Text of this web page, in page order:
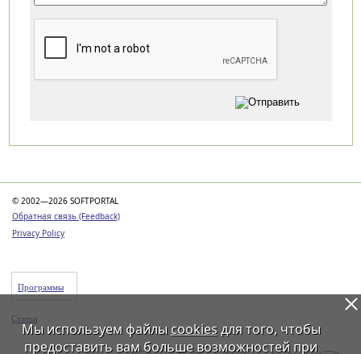
© 2002—2026 SOFTPORTAL
Обратная связь (Feedback)
Privacy Policy
Программы
Статьи
Мы используем файлы cookiesдля того, чтобы
предоставить вам больше возможностей при